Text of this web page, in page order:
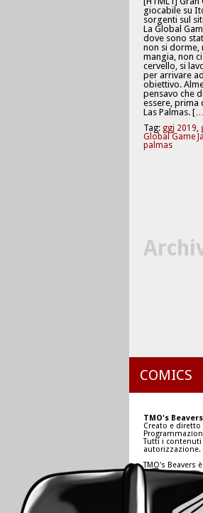
giocabile su
sorgenti sul
La Global
dove sono
non si dorme,
mangia, non
cervello, si
per arrivare
obiettivo.
pensavo che
essere, prima
Las Palmas.
Tag: ggj 2019,
Global Game
palmas
COMICS
TMO's Beavers
Creato e diretto
Tutti i contenuti
autorizzazione.
TMO's Beavers